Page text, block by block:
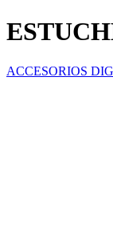
ACCESORIOS